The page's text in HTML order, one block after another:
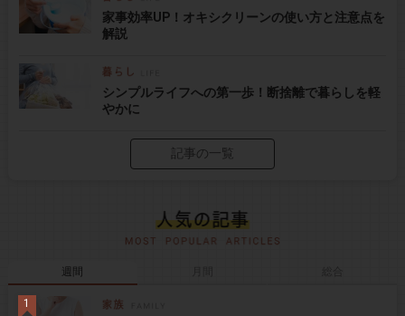
家事効率UP！オキシクリーンの使い方と注意点を
解説
シンプルライフへの第一歩！断捨離で暮らしを軽
やかに
記事の一覧
週間